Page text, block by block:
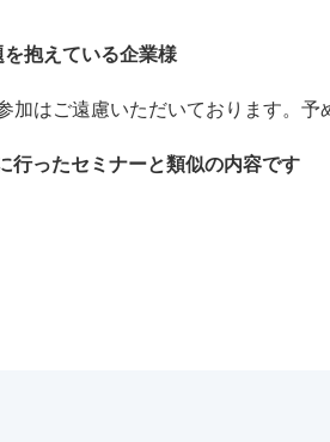
抱えている企業様
はご遠慮いただいております。予
行ったセミナーと類似の内容です